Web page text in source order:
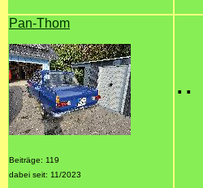
Pan-Thom
Beiträge: 119
dabei seit: 11/2023
..